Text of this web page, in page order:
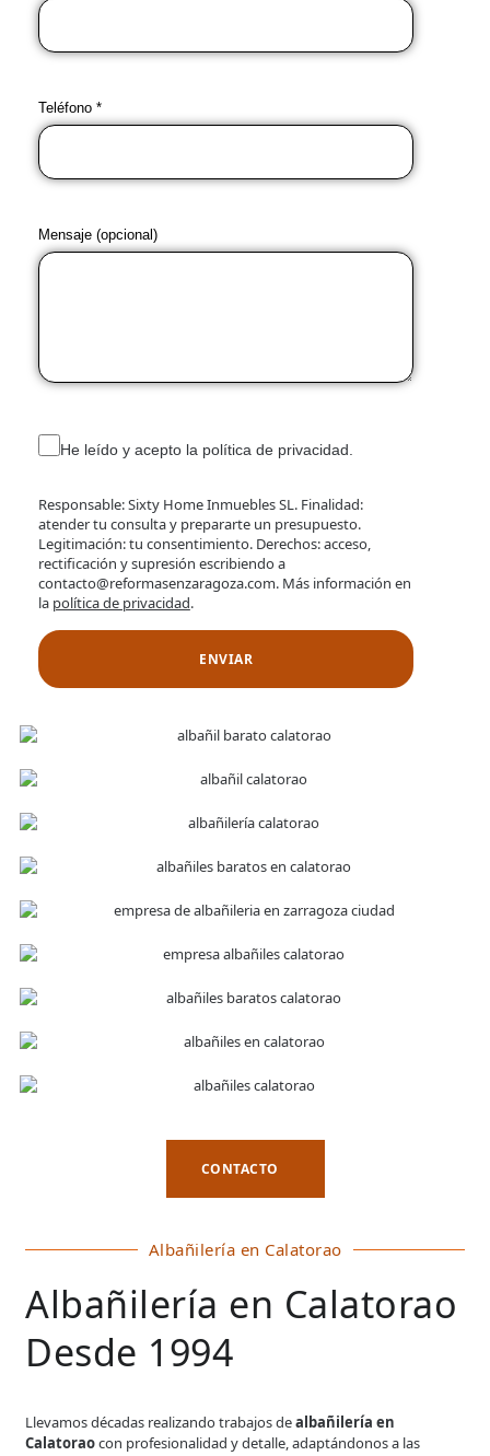
Teléfono *
Mensaje (opcional)
He leído y acepto la política de privacidad.
Responsable: Sixty Home Inmuebles SL. Finalidad:
atender tu consulta y prepararte un presupuesto.
Legitimación: tu consentimiento. Derechos: acceso,
rectificación y supresión escribiendo a
contacto@reformasenzaragoza.com. Más información en
la política de privacidad.
CONTACTO
Albañilería en Calatorao
Albañilería en Calatorao
Desde 1994
Llevamos décadas realizando trabajos dealbañilería en
Calatoraocon profesionalidad y detalle, adaptándonos a las